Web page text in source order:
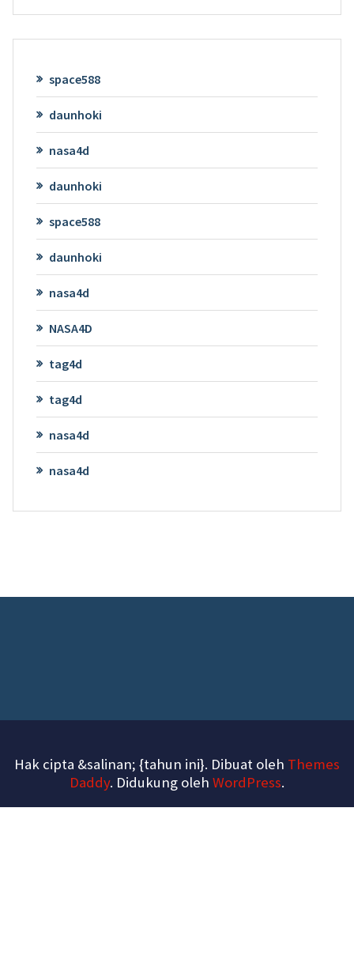
space588
daunhoki
nasa4d
daunhoki
space588
daunhoki
nasa4d
NASA4D
tag4d
tag4d
nasa4d
nasa4d
Hak cipta &salinan; {tahun ini}. Dibuat oleh Themes
Daddy. Didukung oleh WordPress.